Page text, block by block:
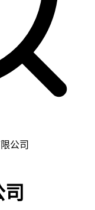
公司
司